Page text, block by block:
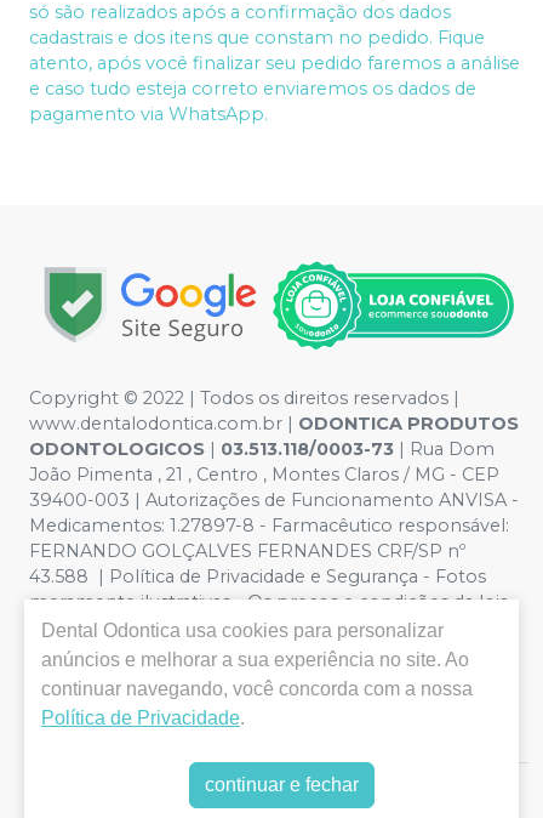
só são realizados após a confirmação dos dados
cadastrais e dos itens que constam no pedido. Fique
atento, após você finalizar seu pedido faremos a análise
e caso tudo esteja correto enviaremos os dados de
pagamento via WhatsApp.
Copyright © 2022 | Todos os direitos reservados |
www.dentalodontica.com.br | ODONTICA PRODUTOS
ODONTOLOGICOS
03.513.118/0003-73 | Rua Dom
João Pimenta , 21 , Centro , Montes Claros / MG - CEP
39400-003 | Autorizações de Funcionamento ANVISA -
Medicamentos: 1.27897-8 - Farmacêutico responsável:
FERNANDO GOLÇALVES FERNANDES CRF/SP nº
43.588 | Política de Privacidade e Segurança - Fotos
meramente ilustrativas - Os preços e condições da loja
virtual estão sujeitos a alterações. Em caso de
divergência de preços no site, o valor válido é o do
Carrinho de Compra. Não vendemos por atacado, por
isso nos reservamos o direito de não atender compras
de grandes volumes pelo site.
E-commerce produzido por Sou Odonto Ecommerce
Dental Odontica usa cookies para personalizar
anúncios e melhorar a sua experiência no site. Ao
continuar navegando, você concorda com a nossa
Política de Privacidade.
continuar e fechar